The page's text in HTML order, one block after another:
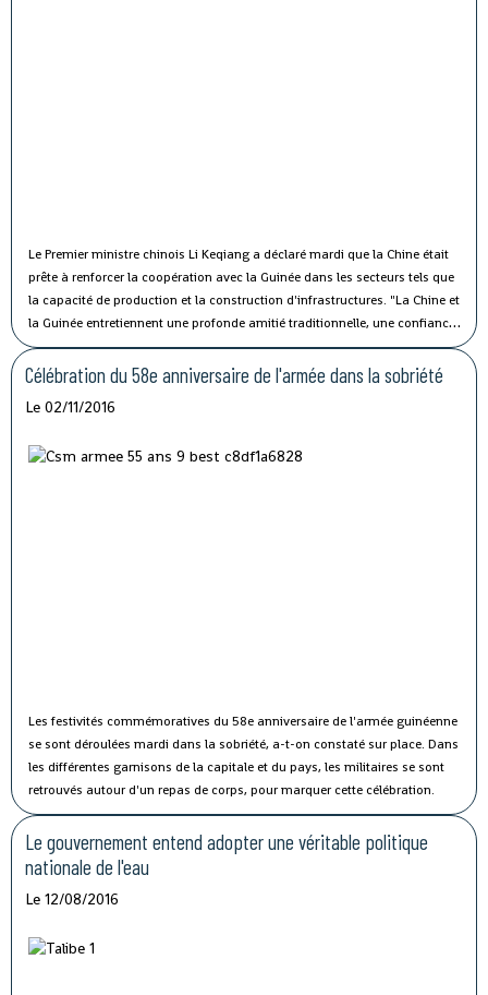
Le Premier ministre chinois Li Keqiang a déclaré mardi que la Chine était
prête à renforcer la coopération avec la Guinée dans les secteurs tels que
la capacité de production et la construction d'infrastructures. "La Chine et
la Guinée entretiennent une profonde amitié traditionnelle, une confiance
politique solide et une coopération fructueuse", a affirmé M. Li lors de sa
rencontre avec le président guinéen Alpha Condé à Beijing.
Célébration du 58e anniversaire de l'armée dans la sobriété
Le 02/11/2016
Les festivités commémoratives du 58e anniversaire de l'armée guinéenne
se sont déroulées mardi dans la sobriété, a-t-on constaté sur place. Dans
les différentes garnisons de la capitale et du pays, les militaires se sont
retrouvés autour d'un repas de corps, pour marquer cette célébration.
Le gouvernement entend adopter une véritable politique
nationale de l'eau
Le 12/08/2016